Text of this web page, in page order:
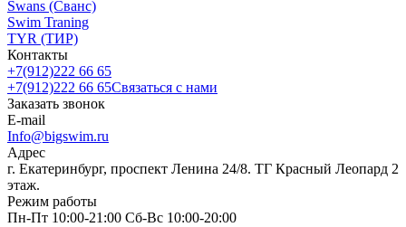
Swans (Сванс)
Swim Traning
TYR (ТИР)
Контакты
+7(912)222 66 65
+7(912)222 66 65Связаться с нами
Заказать звонок
E-mail
Info@bigswim.ru
Адрес
г. Екатеринбург, проспект Ленина 24/8. ТГ Красный Леопард 2
этаж.
Режим работы
Пн-Пт 10:00-21:00 Сб-Вс 10:00-20:00